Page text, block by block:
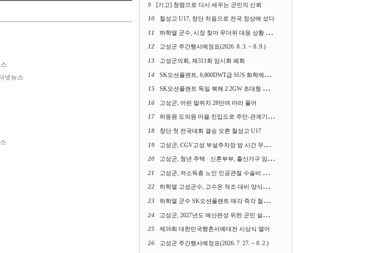
넷뉴스
9 [기고] 청렴으로 다시 세우는 군민의 신뢰
10 철성고 U17, 창단 처음으로 전국 정상에 섰다
11 하학열 군수, 시장 찾아 무더위 대응 상황 살펴
12 고성군 주간행사예정표(2026. 8. 3. ~ 8. 9.)
13 고성군의회, 제311회 임시회 폐회
14 SK오션플랜트, 6,800DWT급 SUS 화학제품운반선 2척 수주
15 SK오션플랜트 독일 북해 2.2GW 초대형 해상변전소 하부구조물 수주
16 고성군, 어린 말쥐치 28만여 마리 풀어
17 허동원 도의원 마을 진입도로 주민-관계기관과 함께 간담회 열어
18 창단 첫 전국대회 결승 오른 철성고 U17
19 고성군, CGV고성 부설주차장 밤 시간 무료 개방한다
20 고성군, 청년 주택 · 신혼부부, 출산가구 임차보증금 대출이자 지원사업 시행
21 고성군, 저소득층 노인 인공관절 수술비 지원사업 계속 추진
22 하학열 고성군수, 고수온 적조 대비 양식장 현장점검
23 하학열 군수 SK오션플랜트 매각 즉각 철회 촉구 기자회견 열어
24 고성군, 2027년도 예산편성 위한 군민 설문조사 실시
25 제16회 대한민국행촌서예대전 시상식 열어
26 고성군 주간행사예정표(2026. 7. 27. ~ 8. 2.)